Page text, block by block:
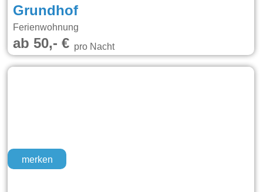
Grundhof
Ferienwohnung
ab 50,- €pro Nacht
merken